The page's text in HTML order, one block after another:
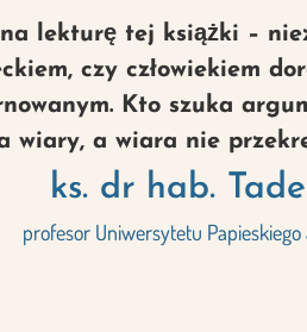
na lekturę tej książki –
czy człowiekiem
Kto szuka
wiary, a wiara nie
ks. dr hab.
profesor Uniwersytetu